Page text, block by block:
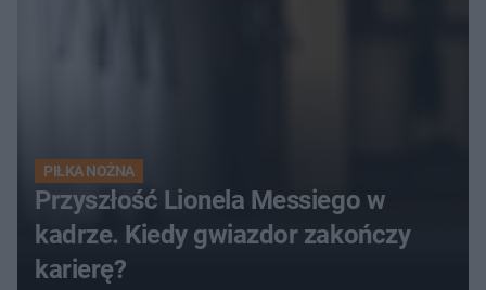
PIŁKA NOŻNA
Przyszłość Lionela Messiego w
kadrze. Kiedy gwiazdor zakończy
karierę?